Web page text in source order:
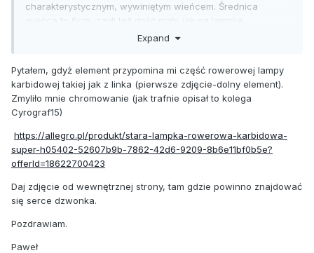
charakterystycznym, wywiniętym wieńcem. Średnica
wieńca to 6cm, czyli też dość mało jak na lampkę
rowerową, zwłaszcza na tyle starą na ile wygląda to
Generalnie szukam odpowiedzi na dość ogólne pytanie: w
jaki sposób pozbywać się tego rodzaju nalotu. Oczywiście
zdaje sobie sprawę z tego, że pytanie jest dość otwarte
(zależy jaki to materiał, jakiego rodzaju przedmiot, czy
odpowiedź w postaci linka do artykułu lub czegoś w tym
rodzaju abym mógł zdobyć jakąś szerszą wiedzę na temat
konserwacji/restaurowania tego typu fantów.
Dodam, że jestem bardzo początkujący -- stąd takie "głupie"
pytania. ;)
Dzięki!
Expand
Pytałem, gdyż element przypomina mi część rowerowej lampy
karbidowej takiej jak z linka (pierwsze zdjęcie-dolny element).
Zmyliło mnie chromowanie (jak trafnie opisał to kolega
Cyrograf15)
https://allegro.pl/produkt/stara-lampka-rowerowa-karbidowa-
super-h05402-52607b9b-7862-42d6-9209-8b6e11bf0b5e?
offerId=18622700423
Daj zdjęcie od wewnętrznej strony, tam gdzie powinno znajdować
się serce dzwonka.
Pozdrawiam.
Paweł